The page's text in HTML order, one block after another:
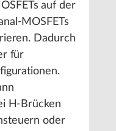
auf der
MOSFETs
Dadurch
für
H-Brücken
oder